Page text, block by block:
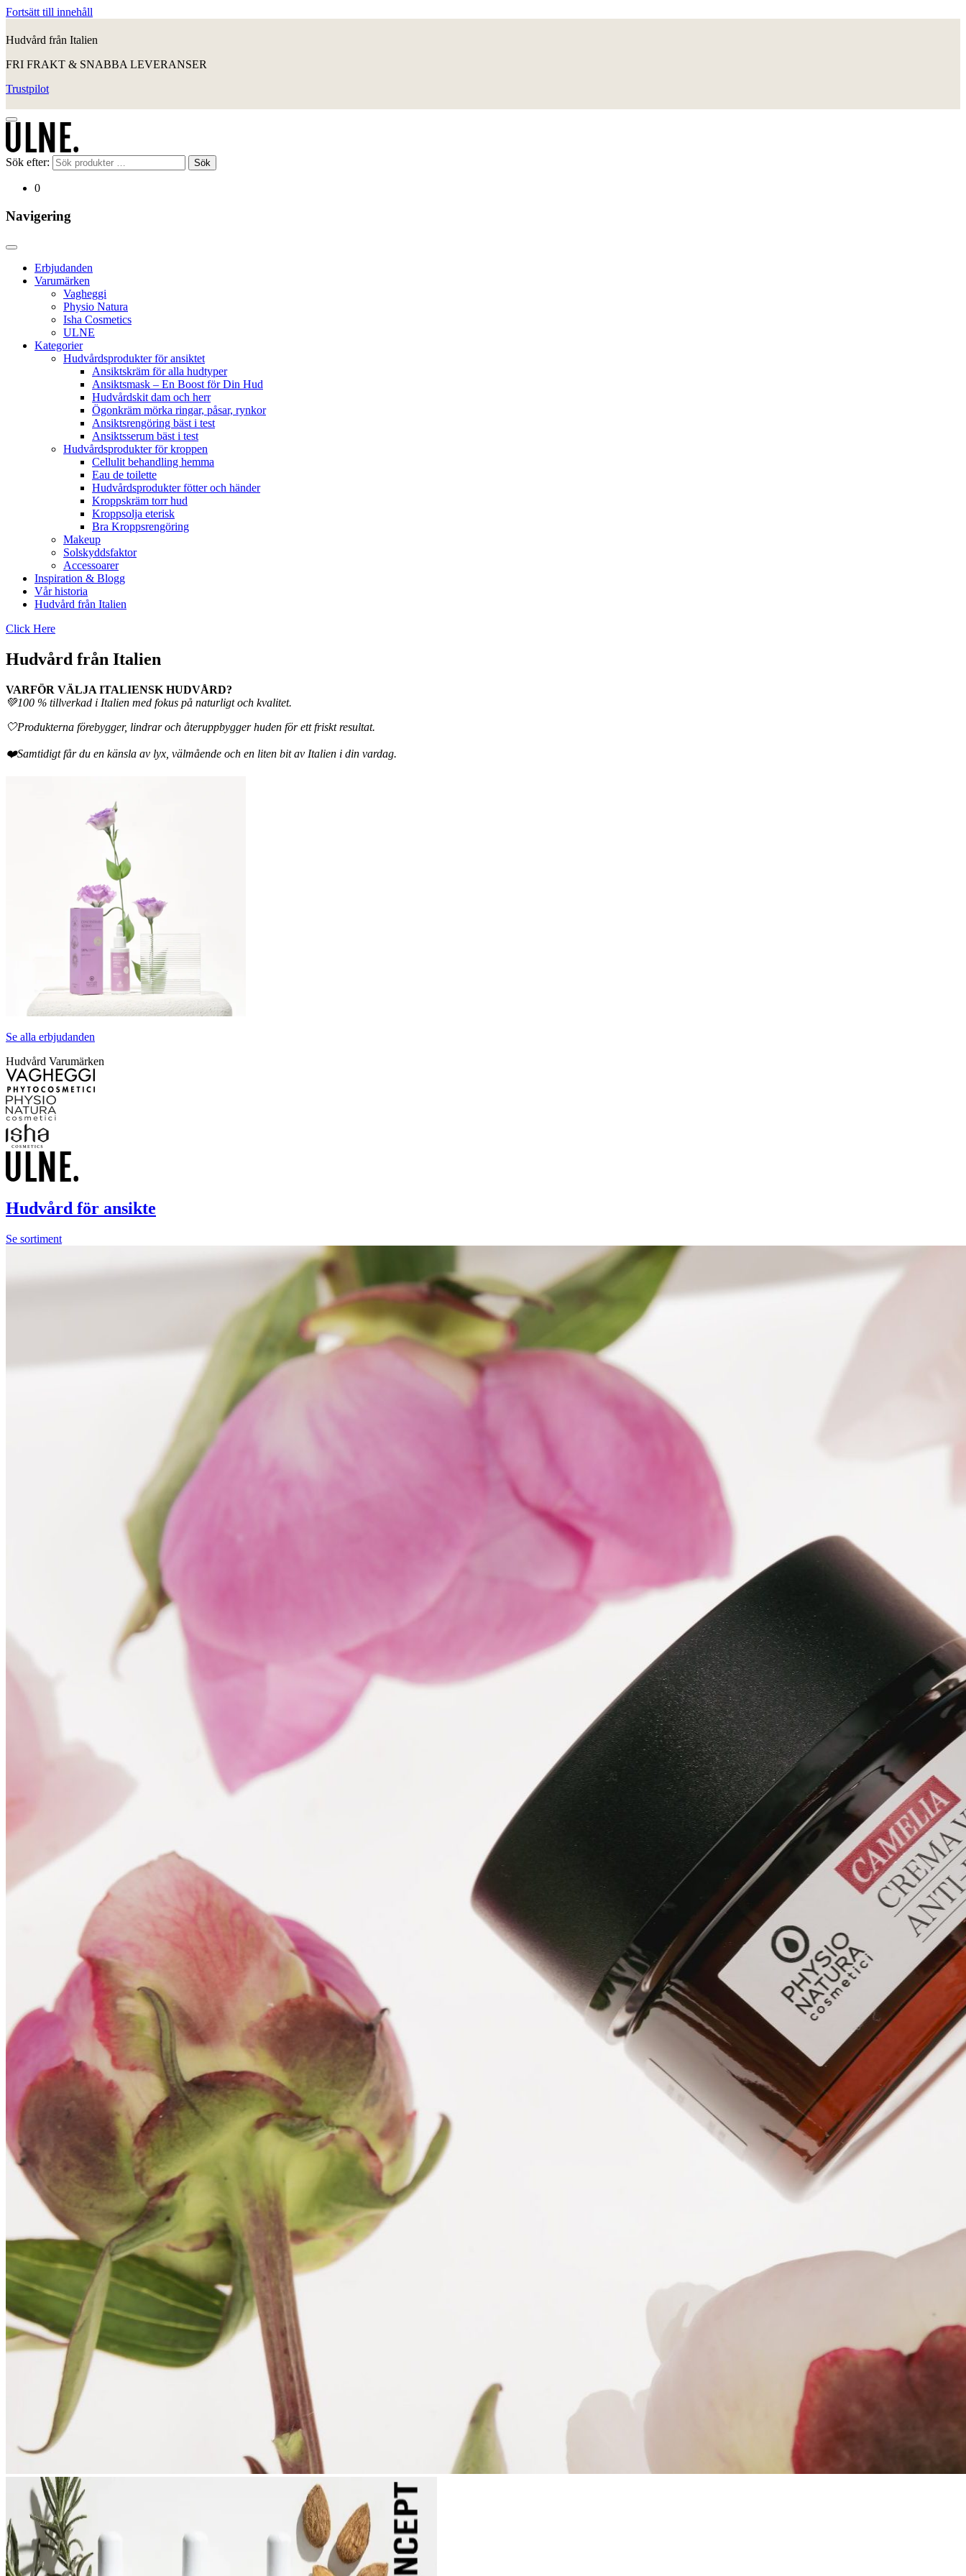
Fortsätt till innehåll
Hudvård från Italien
FRI FRAKT & SNABBA LEVERANSER
Trustpilot
Sök efter: Sök
0
Navigering
Erbjudanden
Varumärken
Vagheggi
Physio Natura
Isha Cosmetics
ULNE
Kategorier
Hudvårdsprodukter för ansiktet
Ansiktskräm för alla hudtyper
Ansiktsmask – En Boost för Din Hud
Hudvårdskit dam och herr
Ögonkräm mörka ringar, påsar, rynkor
Ansiktsrengöring bäst i test
Ansiktsserum bäst i test
Hudvårdsprodukter för kroppen
Cellulit behandling hemma
Eau de toilette
Hudvårdsprodukter fötter och händer
Kroppskräm torr hud
Kroppsolja eterisk
Bra Kroppsrengöring
Makeup
Solskyddsfaktor
Accessoarer
Inspiration & Blogg
Vår historia
Hudvård från Italien
Click Here
Hudvård från Italien
VARFÖR VÄLJA ITALIENSK HUDVÅRD?
💚100 % tillverkad i Italien med fokus på naturligt och kvalitet.
🤍Produkterna förebygger, lindrar och återuppbygger huden för ett friskt resultat.
❤️Samtidigt får du en känsla av lyx, välmående och en liten bit av Italien i din vardag.
Se alla erbjudanden
Hudvård Varumärken
Hudvård för ansikte
Se sortiment